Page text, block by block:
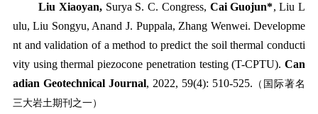
Liu Xiaoyan,Surya S. C. Congress, Cai Guojun*, Liu L
ulu, Liu Songyu, Anand J. Puppala, Zhang Wenwei. Developme
nt and validation of a method to predict the soil thermal conducti
vity using thermal piezocone penetration testing (T-CPTU).Can
adian Geotechnical Journal, 2022, 59(4): 510-525. （国际著名
三大岩土期刊之一）